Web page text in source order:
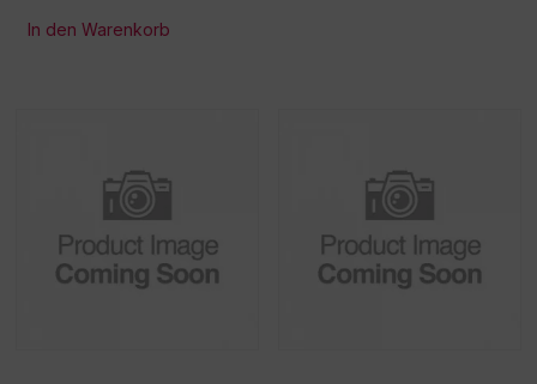
In den Warenkorb